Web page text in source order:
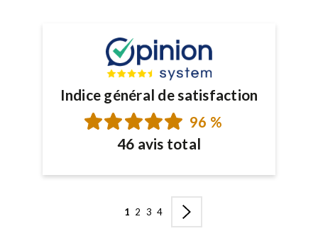
Indice général de satisfaction
96 %
46 avis total
1 2 3 4